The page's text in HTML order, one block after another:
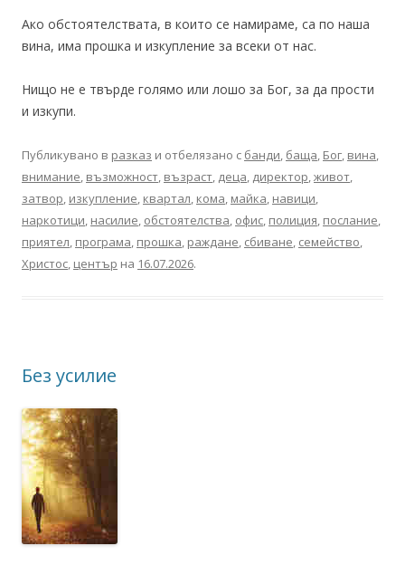
Ако обстоятелствата, в които се намираме, са по наша
вина, има прошка и изкупление за всеки от нас.
Нищо не е твърде голямо или лошо за Бог, за да прости
и изкупи.
Публикувано в разказ и отбелязано с банди, баща, Бог, вина,
внимание, възможност, възраст, деца, директор,живот,
затвор, изкупление, квартал, кома, майка, навици,
наркотици, насилие, обстоятелства, офис, полиция, послание,
приятел, програма, прошка, раждане, сбиване, семейство,
Христос, център на 16.07.2026.
Без усилие